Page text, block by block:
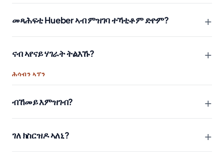
መጻሕፍቲ Hueber ኣብ ምዝገባ ተኻቲቶም ድዮም? +
ናብ ኣየናይ ሃገራት ትልእኹ? +
ሕሳብን ኣፕን
ብኸመይ እምዝገብ? +
ገለ ክስርዝዶ ኣለኒ? +